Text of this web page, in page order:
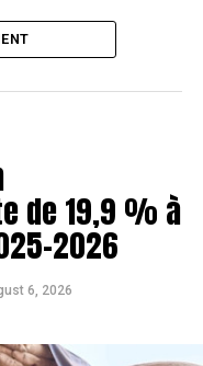
de 19,9 % à
2026
6, 2026